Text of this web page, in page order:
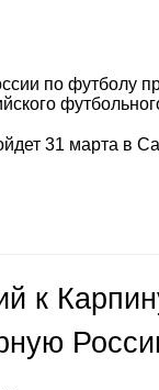
по футболу
31 марта в
к